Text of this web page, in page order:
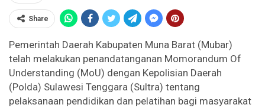
Share
Pemerintah Daerah Kabupaten Muna Barat (Mubar)
telah melakukan penandatanganan Momorandum Of
Understanding (MoU) dengan Kepolisian Daerah
(Polda) Sulawesi Tenggara (Sultra) tentang
pelaksanaan pendidikan dan pelatihan bagi masyarakat